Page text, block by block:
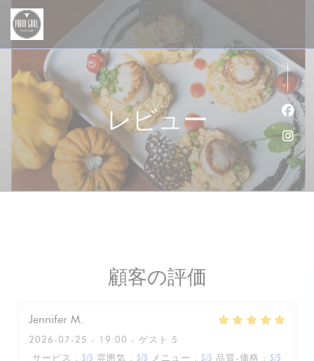
クッキー利用の管理について
レビュー
顧客の評価
Jennifer M
2026-07-25 - 19:00 - ゲスト 5
サービス : 5/5 雰囲気 : 5/5 メニュー : 5/5 品質-価格 : 5/5